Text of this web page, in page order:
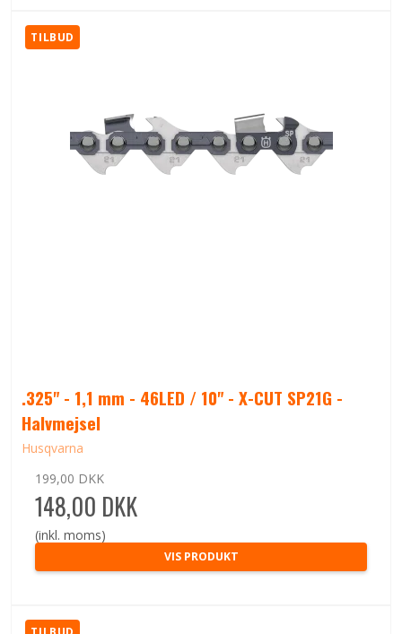
TILBUD
.325" - 1,1 mm - 46LED / 10" - X-CUT SP21G -
Halvmejsel
Husqvarna
199,00 DKK
148,00 DKK
(inkl. moms)
VIS PRODUKT